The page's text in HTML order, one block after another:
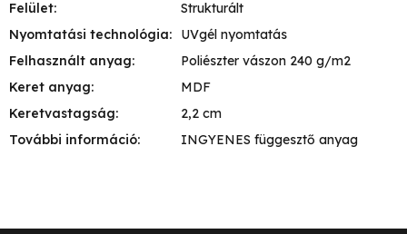
Felület:
Strukturált
Nyomtatási technológia:
UVgél nyomtatás
Felhasznált anyag:
Poliészter vászon 240 g/m2
Keret anyag:
MDF
Keretvastagság:
2,2 cm
További információ: INGYENES függesztő anyag